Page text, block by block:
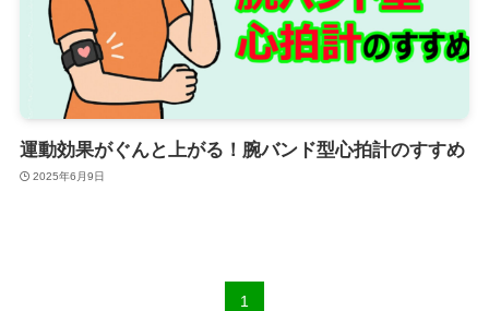
運動効果がぐんと上がる！腕バンド型心拍計のすすめ
2025年6月9日
1